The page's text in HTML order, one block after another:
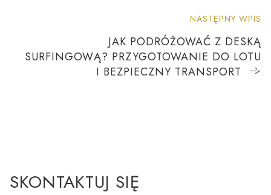
NASTĘPNY WPIS
JAK PODRÓŻOWAĆ Z DESKĄ
SURFINGOWĄ? PRZYGOTOWANIE DO LOTU
I BEZPIECZNY TRANSPORT
SKONTAKTUJ SIĘ